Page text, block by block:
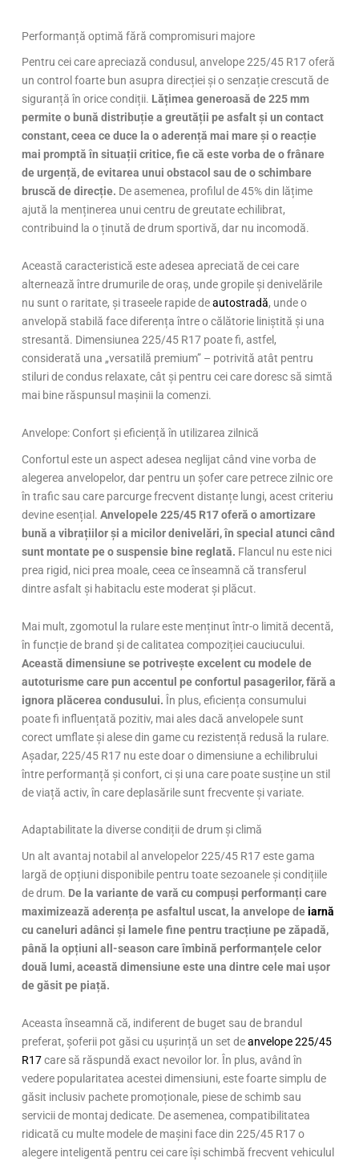
Performanță optimă fără compromisuri majore
Pentru cei care apreciază condusul, anvelope 225/45 R17 oferă
un control foarte bun asupra direcției și o senzație crescută de
siguranță în orice condiții. Lățimea generoasă de 225 mm
permite o bună distribuție a greutății pe asfalt și un contact
constant, ceea ce duce la o aderență mai mare și o reacție
mai promptă în situații critice, fie că este vorba de o frânare
de urgență, de evitarea unui obstacol sau de o schimbare
bruscă de direcție. De asemenea, profilul de 45% din lățime
ajută la menținerea unui centru de greutate echilibrat,
contribuind la o ținută de drum sportivă, dar nu incomodă.
Această caracteristică este adesea apreciată de cei care
alternează între drumurile de oraș, unde gropile și denivelările
nu sunt o raritate, și traseele rapide deautostradă, unde o
anvelopă stabilă face diferența între o călătorie liniștită și una
stresantă. Dimensiunea 225/45 R17 poate fi, astfel,
considerată una „versatilă premium” – potrivită atât pentru
stiluri de condus relaxate, cât și pentru cei care doresc să simtă
mai bine răspunsul mașinii la comenzi.
Anvelope: Confort și eficiență în utilizarea zilnică
Confortul este un aspect adesea neglijat când vine vorba de
alegerea anvelopelor, dar pentru un șofer care petrece zilnic ore
în trafic sau care parcurge frecvent distanțe lungi, acest criteriu
devine esențial.Anvelopele 225/45 R17 oferă o amortizare
bună a vibrațiilor și a micilor denivelări, în special atunci când
sunt montate pe o suspensie bine reglată. Flancul nu este nici
prea rigid, nici prea moale, ceea ce înseamnă că transferul
dintre asfalt și habitaclu este moderat și plăcut.
Mai mult, zgomotul la rulare este menținut într-o limită decentă,
în funcție de brand și de calitatea compoziției cauciucului.
Această dimensiune se potrivește excelent cu modele de
autoturisme care pun accentul pe confortul pasagerilor, fără a
ignora plăcerea condusului. În plus, eficiența consumului
poate fi influențată pozitiv, mai ales dacă anvelopele sunt
corect umflate și alese din game cu rezistență redusă la rulare.
Așadar, 225/45 R17 nu este doar o dimensiune a echilibrului
între performanță și confort, ci și una care poate susține un stil
de viață activ, în care deplasările sunt frecvente și variate.
Adaptabilitate la diverse condiții de drum și climă
Un alt avantaj notabil al anvelopelor 225/45 R17 este gama
largă de opțiuni disponibile pentru toate sezoanele și condițiile
de drum. De la variante de vară cu compuși performanți care
maximizează aderența pe asfaltul uscat, la anvelope deiarnă
cu caneluri adânci și lamele fine pentru tracțiune pe zăpadă,
până la opțiuni all-season care îmbină performanțele celor
două lumi, această dimensiune este una dintre cele mai ușor
de găsit pe piață.
Aceasta înseamnă că, indiferent de buget sau de brandul
preferat, șoferii pot găsi cu ușurință un set deanvelope 225/45
R17care să răspundă exact nevoilor lor. În plus, având în
vedere popularitatea acestei dimensiuni, este foarte simplu de
găsit inclusiv pachete promoționale, piese de schimb sau
servicii de montaj dedicate. De asemenea, compatibilitatea
ridicată cu multe modele de mașini face din 225/45 R17 o
alegere inteligentă pentru cei care își schimbă frecvent vehiculul